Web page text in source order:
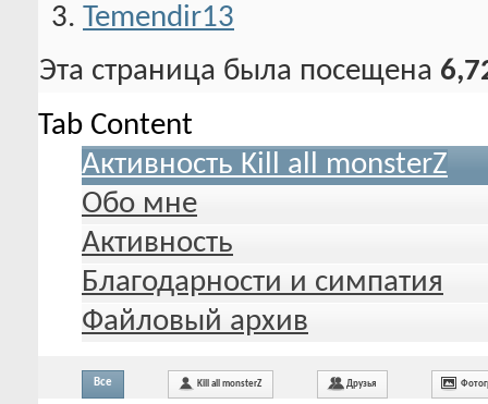
Temendir13
Эта страница была посещена
Tab Content
Активность Kill all monsterZ
Обо мне
Активность
Благодарности и симпатия
Файловый архив
Все Kill all monsterZ Друзья